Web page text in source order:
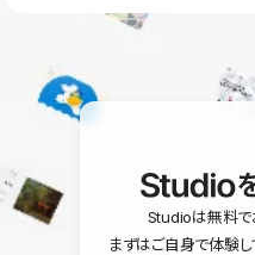
ユーザー同士で質問・相談で
Studioは無料で
まずはご自身で体験し